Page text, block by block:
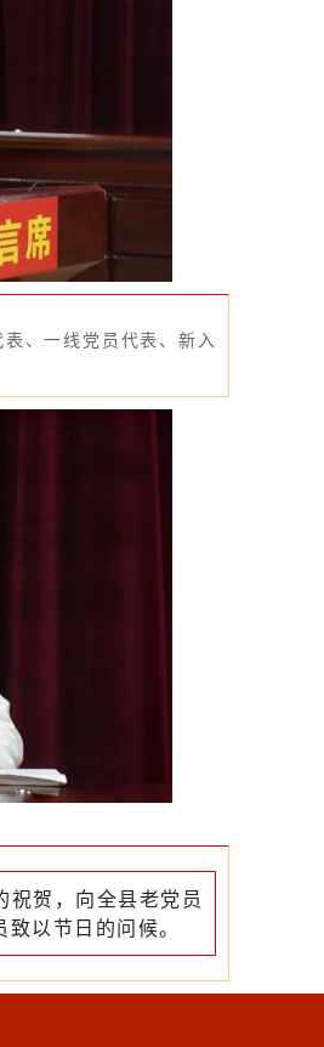
、一线党员代表、新入
祝贺，向全县老党员
以节日的问候。